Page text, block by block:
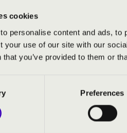
cookies
personalise content and ads,
your use of our site with our
that you’ve provided to them or
Preferences
TEMPLOM
Utolsó felújítást végző cég:
Vági Orgonaépítő Mester/